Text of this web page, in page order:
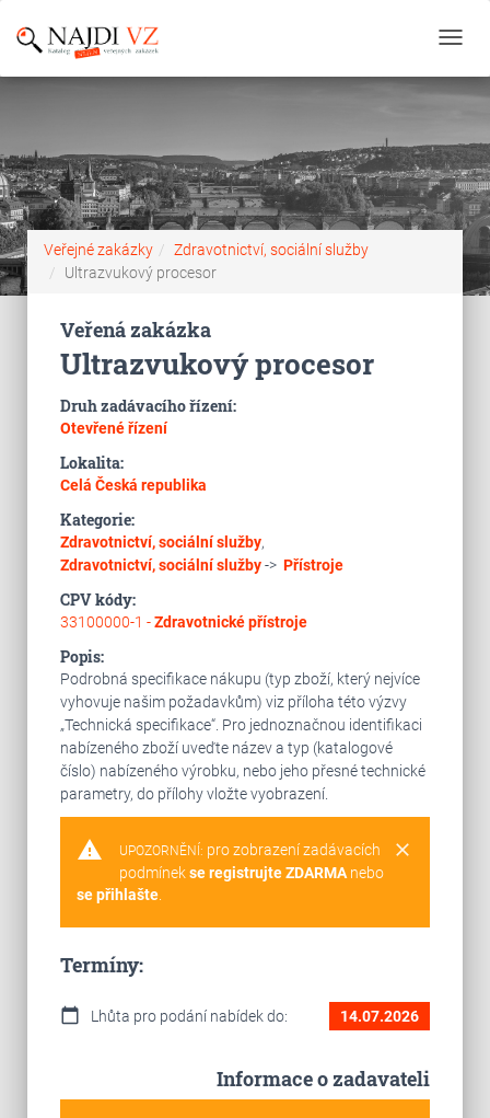
Veřejné zakázky
Zdravotnictví, sociální služby
Ultrazvukový procesor
Veřená zakázka
Ultrazvukový procesor
Druh zadávacího řízení:
Otevřené řízení
Lokalita:
Celá Česká republika
Kategorie:
Zdravotnictví, sociální služby,
Zdravotnictví, sociální služby-> Přístroje
CPV kódy:
33100000-1 -Zdravotnické přístroje
Popis:
Podrobná specifikace nákupu (typ zboží, který nejvíce
vyhovuje našim požadavkům) viz příloha této výzvy
„Technická specifikace“. Pro jednoznačnou identifikaci
nabízeného zboží uveďte název a typ (katalogové
číslo) nabízeného výrobku, nebo jeho přesné technické
parametry, do přílohy vložte vyobrazení.
warning clear
UPOZORNĚNÍ: pro zobrazení zadávacích
podmínekse registrujte ZDARMAnebo
se přihlašte.
Termíny:
calendar_today Lhůta pro podání nabídek do: 14.07.2026
Informace o zadavateli